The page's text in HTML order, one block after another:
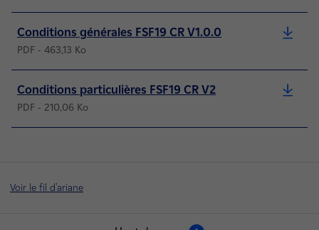
Conditions générales FSF19 CR V1.0.0
PDF - 463,13 Ko
Conditions particulières FSF19 CR V2
PDF - 210,06 Ko
Voir le fil d'ariane